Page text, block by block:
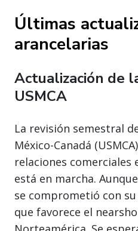
Últimas
arancelarias
Actualización de
USMCA
La revisión semestral
México-Canadá
relaciones
está en marcha.
se comprometió con
que favorece el